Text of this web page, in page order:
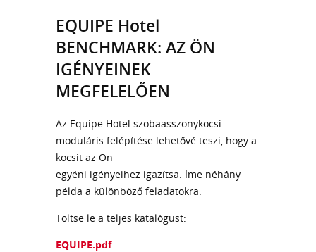
EQUIPE Hotel
BENCHMARK: AZ ÖN
IGÉNYEINEK
MEGFELELŐEN
Az Equipe Hotel szobaasszonykocsi
moduláris felépítése lehetővé teszi, hogy a
kocsit az Ön
egyéni igényeihez igazítsa. Íme néhány
példa a különböző feladatokra.
Töltse le a teljes katalógust:
EQUIPE.pdf